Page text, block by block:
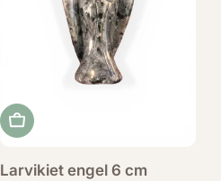
Voeg toe aan winkelwagen
Larvikiet engel 6 cm